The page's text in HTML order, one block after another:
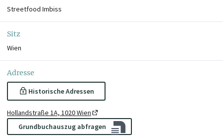
Streetfood Imbiss
Sitz
Wien
Adresse
Historische Adressen
Hollandstraße 1A, 1020 Wien
Grundbuchauszug abfragen